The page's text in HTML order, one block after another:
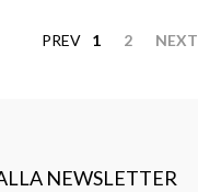
PREV 1 2 NEXT
NEWSLETTER